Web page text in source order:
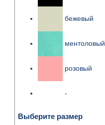
бежевый
ментоловый
розовый
-
Выберите размер